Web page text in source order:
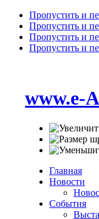
Пропустить и
Пропустить и
Пропустить и
Пропустить и
www.e-
Главная
Новости
События